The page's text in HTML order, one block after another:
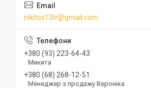
nikitos13tr@gmail.com
+380 (93) 223-64-43
Микита
+380 (68) 268-12-51
Менеджер з продажу Вероніка